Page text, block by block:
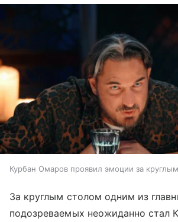
Курбан Омаров проявил эмоции за
За круглым столом одним из
подозреваемых неожиданно стал